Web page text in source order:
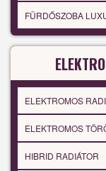
FÜRDŐSZOBA
ELEKTROMOS
ELEKTROMOS
HIBRID RADIÁTOR